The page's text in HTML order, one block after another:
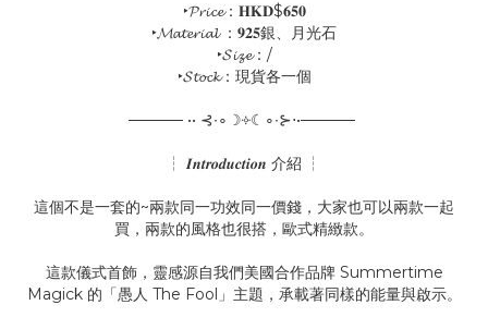
‣𝓟𝓻𝓲𝓬𝓮：𝐇𝐊𝐃$𝟔𝟓𝟎
‣𝓜𝓪𝓽𝓮𝓻𝓲𝓪𝓵 ：𝟗𝟐𝟓銀、月光石
‣𝓢𝓲𝔃𝓮：/
‣𝓢𝓽𝓸𝓬𝓴：現貨各一個
───── •• ⊰∙∘☽༓☾∘∙⊱⋅•─────
┆ 𝑰𝒏𝒕𝒓𝒐𝒅𝒖𝒄𝒕𝒊𝒐𝒏 介紹 ┆
這個不是一套的~兩款同一功效同一價錢，大家也可以兩款一起
買，兩款的風格也很搭，歐式精緻款。
這款儀式首飾，靈感源自我們美國合作品牌 Summertime
Magick 的「愚人 The Fool」主題，承載著同樣的能量與啟示。